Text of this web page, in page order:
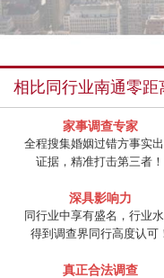
相比同行业南通零距
家事调查专家
全程搜集婚姻过错方事实
证据，精准打击第三者！
深具影响力
同行业中享有盛名，行业
得到调查界同行高度认可
真正合法调查